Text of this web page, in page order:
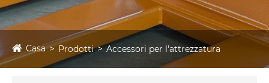
Casa Prodotti Accessori per l'attrezzatura